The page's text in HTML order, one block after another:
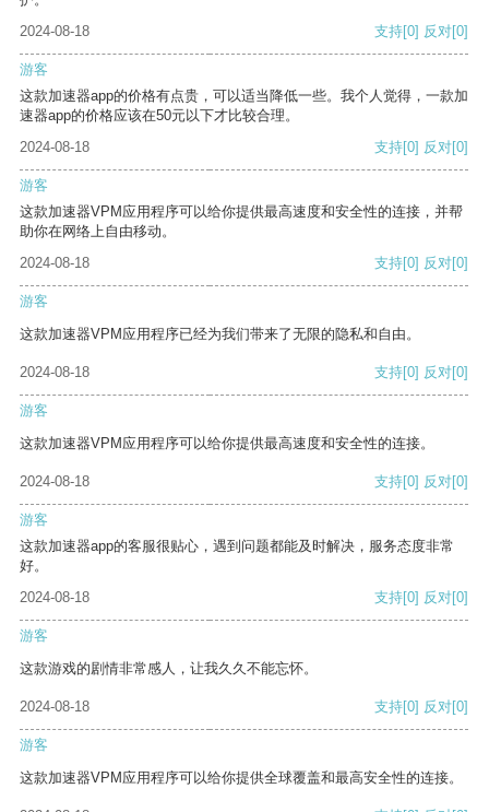
2024-08-18
支持[0] 反对[0]
游客
这款加速器app的价格有点贵，可以适当降低一些。我个人觉得，一款加
速器app的价格应该在50元以下才比较合理。
2024-08-18
支持[0] 反对[0]
游客
这款加速器VPM应用程序可以给你提供最高速度和安全性的连接，并帮
助你在网络上自由移动。
2024-08-18
支持[0] 反对[0]
游客
这款加速器VPM应用程序已经为我们带来了无限的隐私和自由。
2024-08-18 支持[0] 反对[0]
游客
这款加速器VPM应用程序可以给你提供最高速度和安全性的连接。
2024-08-18 支持[0] 反对[0]
游客
这款加速器app的客服很贴心，遇到问题都能及时解决，服务态度非常
好。
2024-08-18
支持[0] 反对[0]
游客
这款游戏的剧情非常感人，让我久久不能忘怀。
2024-08-18 支持[0] 反对[0]
游客
这款加速器VPM应用程序可以给你提供全球覆盖和最高安全性的连接。